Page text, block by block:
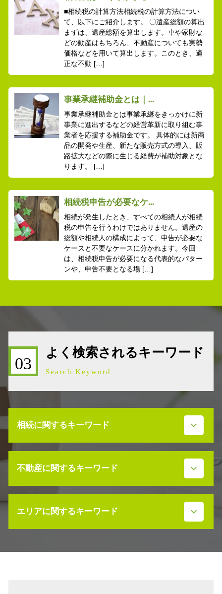
■相続税の計算方法相続税の計算方法につい
て、以下にご紹介します。 〇遺産総額の算出
まずは、遺産総額を算出します。車や家財な
どの動産はもちろん、不動産についても実勢
価格などを用いて算出します。このとき、適
正な不動 […]
事業承継補助金とは｜...
事業承継補助金とは事業承継をきっかけに新
事業に進出するなどの経営革新に取り組む事
業者を応援する補助金です。 具体的には新商
品の開発や生産、新たな販売方式の導入、販
路拡大などの際に生じる経費が補助対象とな
ります。 […]
相続税申告が必要なケ...
相続が発生したとき、すべての相続人が相続
税の申告を行うわけではありません。遺産の
総額や相続人の構成によって、申告が必要な
ケースと不要なケースに分かれます。今回
は、相続税申告が必要になる代表的なパター
ンや、申告不要となる場 […]
03
よく検索されるキーワード
Search Keyword
相続に関するキーワード
限定承認 デメリット
遺産分割協議 弁護士 司法書士
事業承継 注意点
相続税対策 現金
不動産に関するキーワード
不動産 売却益 節税
不動産 放棄 管理責任
エリアに関するキーワード